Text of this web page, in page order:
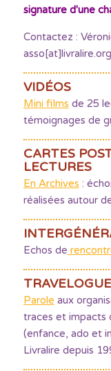
signature d'une
Contactez :
VIDÉOS
Mini films de 25
témoignages de
CARTES
LECTURES
En Archives :
réalisées autour
Echos de
TRAVELOGUE
Parole aux
traces et impacts
(enfance, ado et
Livralire depuis